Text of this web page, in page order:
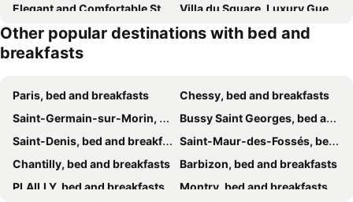
Elegant and Comfortable Studio Jouvenet
Villa du Square, Luxury Guest House
Cosy Apartment Near Eiffel Tour
Charming Room with shared space close to PARIS - Chambres Confort avec espaces partagés proche de PARIS
BED and BREAKFAST PARIS QUARTIER CHAMPS-ÉLYSÉES
Chez Pépé Merle - Chambres d'hôtes au cœur de Paris
L’Evidence
Other popular destinations with bed and
breakfasts
Paris, bed and breakfasts
Chessy, bed and breakfasts
Saint-Germain-sur-Morin, bed and breakfasts
Bussy Saint Georges, bed and breakfasts
Saint-Denis, bed and breakfasts
Saint-Maur-des-Fossés, bed and breakfasts
Chantilly, bed and breakfasts
Barbizon, bed and breakfasts
PLAILLY, bed and breakfasts
Montry, bed and breakfasts